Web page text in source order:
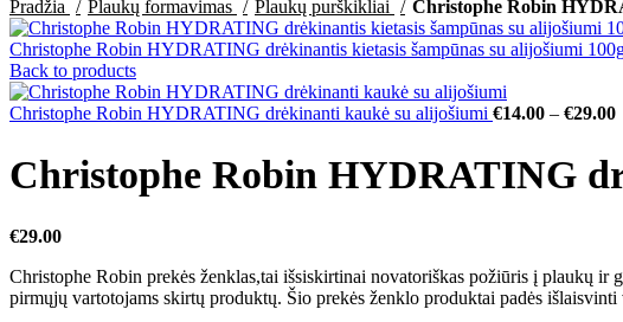
Pradžia
Plaukų formavimas Plaukų purškikliai Christophe Robin
Christophe Robin HYDRATING drėkinantis kietasis šampūnas su alijošiumi
Back to products
Christophe Robin HYDRATING drėkinanti kaukė su alijošiumi €14.00 – €29.00
Christophe Robin HYDRATING
€29.00
Christophe Robin prekės ženklas,tai išsiskirtinai novatoriškas požiūris į plaukų
pirmųjų vartotojams skirtų produktų. Šio prekės ženklo produktai padės